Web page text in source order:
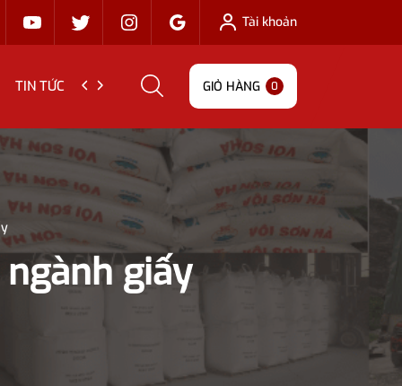
Tài khoản
TIN TỨC LIÊN HỆ GIỎ HÀNG 0
ngành giấy